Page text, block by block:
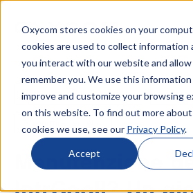
Oxycom stores cookies on your
cookies are used to collect information
you interact with our website and
remember you. We use this
improve and customize your browsing
on this website. To find out more
cookies we use, see our Privacy Policy.
Accept
Prodotti
IntrCooll:
adiabatico
Raffrescamento
risparmi energetici.
Go back
Settori
SETTORI
Industria metallurgica
Panifici industriali
Go back
Risorse
Blog e notizie
Whitepapers e casi studio
Documentazione
Go back
Oxycom
CONOSCI CHI SIAMO
Contatti
Assistenza
Go back
Languages
SWITCH TO
Deutsch
English
Go back
Raffrescamento adiabatico
Manutenzione